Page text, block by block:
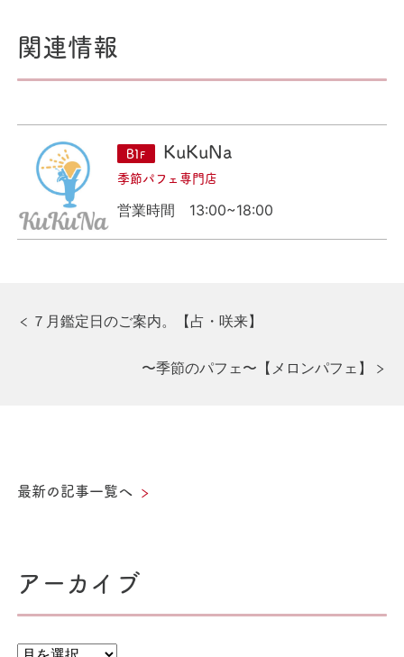
関連情報
B1F KuKuNa
季節パフェ専門店
営業時間
13:00~18:00
投
ー
ン
前
７月鑑定日のご案内。【占・咲来】
次
〜季節のパフェ〜【メロンパフェ】
最新の記事一覧へ
アーカイブ